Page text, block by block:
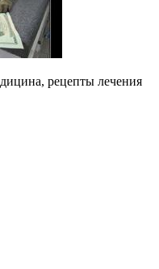
рецепты лечения